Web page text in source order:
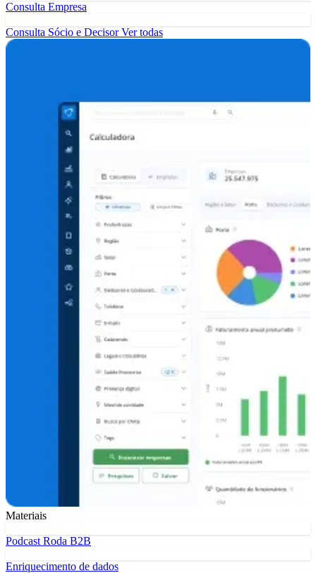
Consulta Empresa
Consulta Sócio e DecisorVer todas
Materiais
Podcast Roda B2B
Enriquecimento de dados